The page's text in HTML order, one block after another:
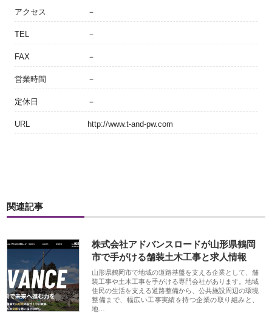
アクセス －
TEL －
FAX －
営業時間 －
定休日 －
URL http://www.t-and-pw.com
関連記事
株式会社アドバンスロードが山形県鶴岡
市で手がける舗装土木工事と求人情報
山形県鶴岡市で地域の道路基盤を支える企業として、舗
装工事や土木工事を手がける専門会社があります。地域
住民の生活を支える道路整備から、公共施設周辺の環境
整備まで、幅広い工事実績を持つ企業の取り組みと、
地…